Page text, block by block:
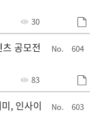
30
604
공모전
83
603
, 인사이